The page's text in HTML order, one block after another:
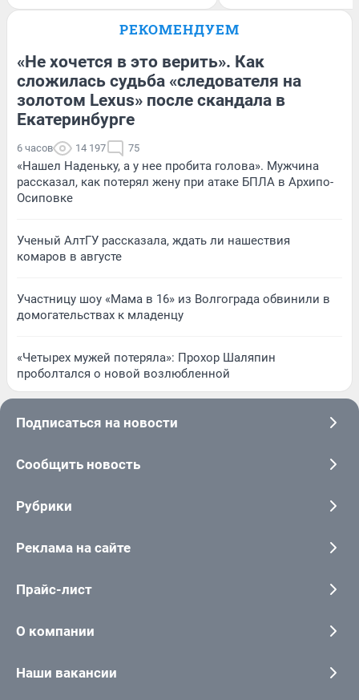
РЕКОМЕНДУЕМ
«Не хочется в это верить». Как
сложилась судьба «следователя на
золотом Lexus» после скандала в
Екатеринбурге
6 часов 14 197 75
«Нашел Наденьку, а у нее пробита голова». Мужчина
рассказал, как потерял жену при атаке БПЛА в Архипо-
Осиповке
Ученый АлтГУ рассказала, ждать ли нашествия
комаров в августе
Участницу шоу «Мама в 16» из Волгограда обвинили в
домогательствах к младенцу
«Четырех мужей потеряла»: Прохор Шаляпин
проболтался о новой возлюбленной
Подписаться на новости
Сообщить новость
Рубрики
Реклама на сайте
Прайс-лист
О компании
Наши вакансии